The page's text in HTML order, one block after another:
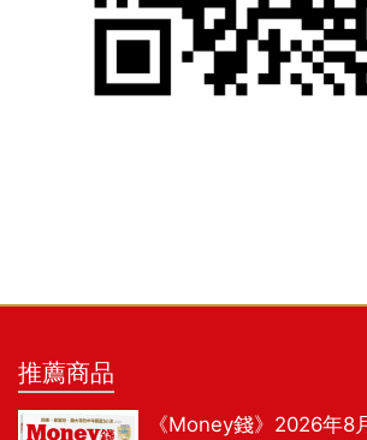
推薦商品
《Money錢》2026年8